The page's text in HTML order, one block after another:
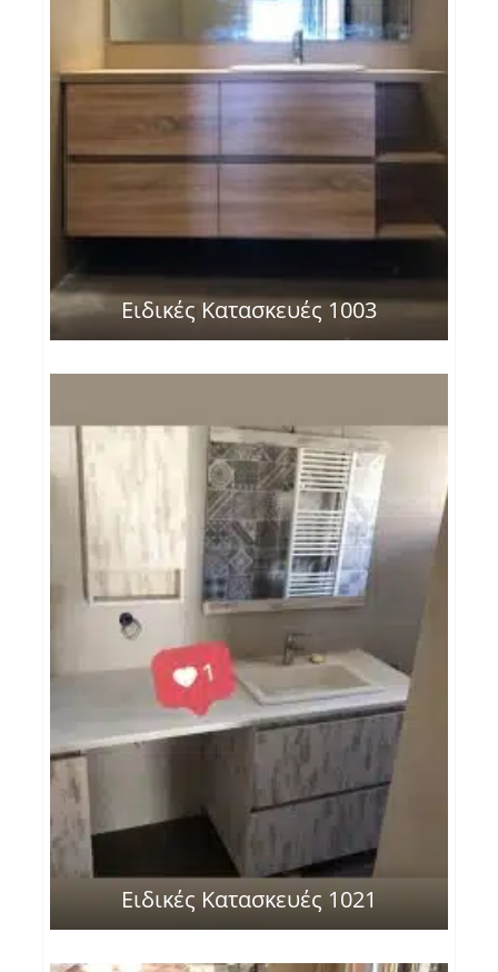
Ειδικές Κατασκευές 1003
Ειδικές Κατασκευές 1021